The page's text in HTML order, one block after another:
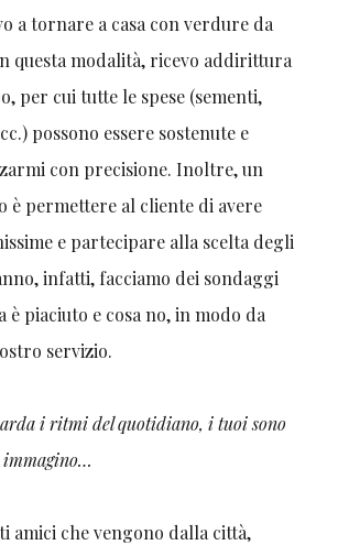
a tornare a casa con verdure da
questa modalità, ricevo addirittura
per cui tutte le spese (sementi,
possono essere sostenute e
con precisione. Inoltre, un
è permettere al cliente di avere
e partecipare alla scelta degli
infatti, facciamo dei sondaggi
è piaciuto e cosa no, in modo da
servizio.
i ritmi del quotidiano, i tuoi sono
amici che vengono dalla città,